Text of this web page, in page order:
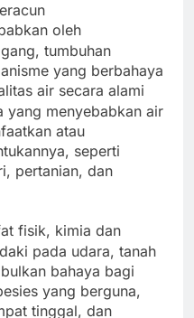
oleh
tumbuhan
yang berbahaya
air secara alami
yang menyebabkan air
atau
seperti
pertanian, dan
fisik, kimia dan
pada udara, tanah
bahaya bagi
yang berguna,
tinggal, dan